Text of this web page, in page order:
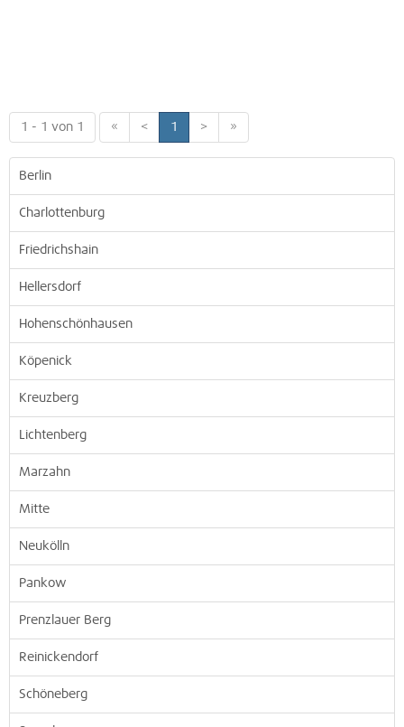
1 - 1 von 1 « < 1 > »
Berlin
Charlottenburg
Friedrichshain
Hellersdorf
Hohenschönhausen
Köpenick
Kreuzberg
Lichtenberg
Marzahn
Mitte
Neukölln
Pankow
Prenzlauer Berg
Reinickendorf
Schöneberg